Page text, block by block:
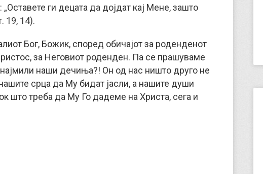
ги децата да дојдат кај Мене, зашто
19, 14).
Бог, Божик, според обичајот за роденденот
за Неговиот роденден. Па се прашуваме
наши дечиња?! Он од нас ништо друго не
срца да Му бидат јасли, а нашите души
што треба да Му Го дадеме на Христа, сега и